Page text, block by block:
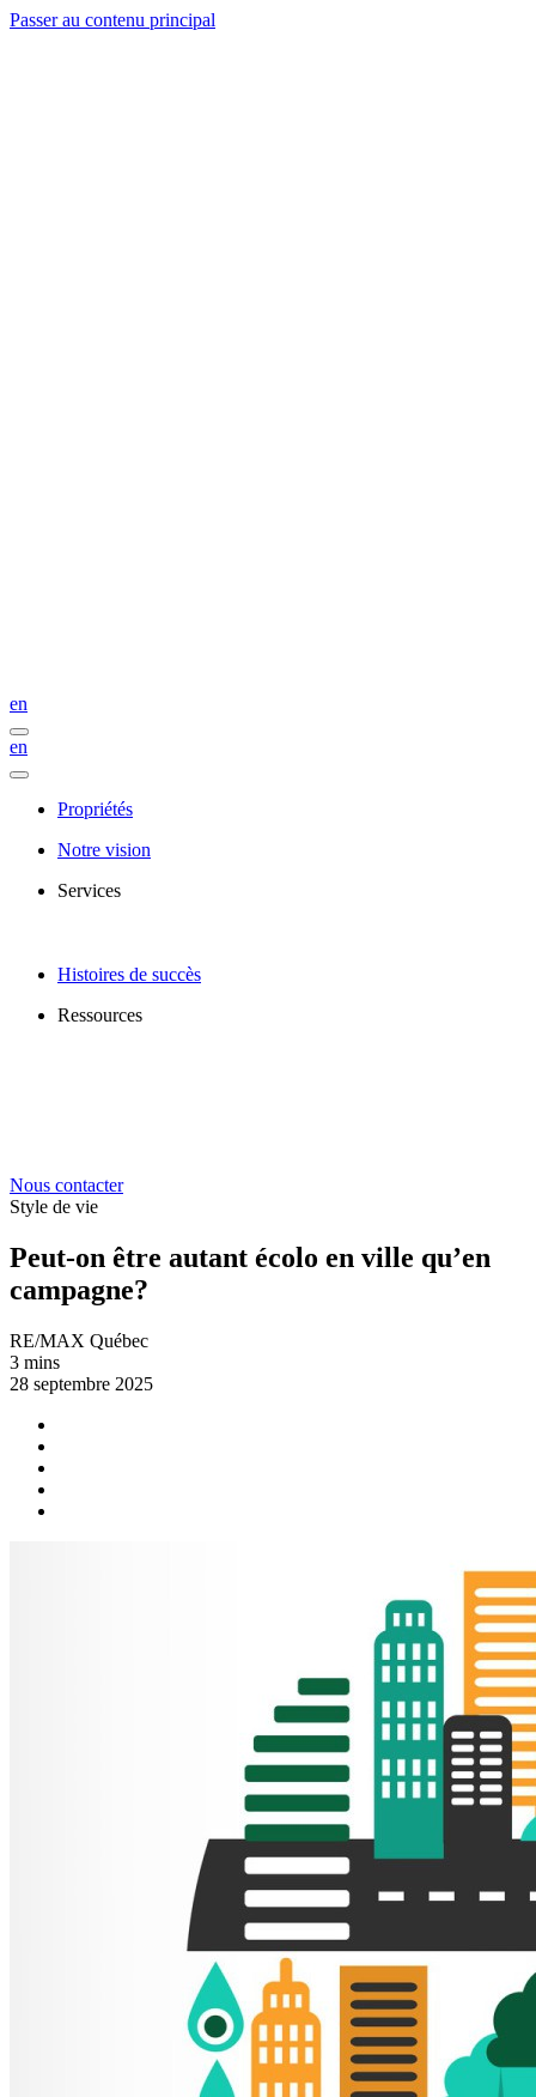
Passer au contenu principal
en
en
Propriétés
Notre vision
Services
Histoires de succès
Ressources
Nous contacter
Style de vie
Peut-on être autant écolo en ville qu’en
campagne?
RE/MAX Québec
3 mins
28 septembre 2025